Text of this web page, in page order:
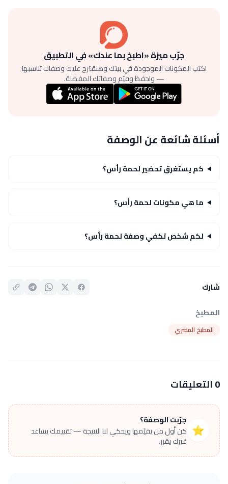
جرّب ميزة «اطبخ بما عندك» في التطبيق
اكتب المكونات الموجودة في بيتك وهنقترح عليك وصفات تناسبها
— واحفظ وقيّم وصفاتك المفضلة.
أسئلة شائعة عن الوصفة
كم يستغرق تحضير لحمة رأس؟
ما هي مكونات لحمة رأس؟
لكم شخص تكفي وصفة لحمة رأس؟
شارك
المطبخ
المطبخ المصري
0 التعليقات
⭐
جرّبت الوصفة؟
كن أول من يقيّمها ويحكي لنا النتيجة — تقييمك يساعد
غيرك يقرر.